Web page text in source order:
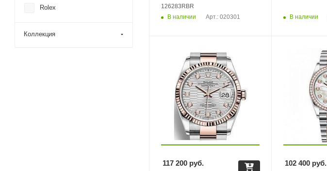
126283RBR
В наличии
Арт.: 020301 В наличии
117 200 руб. 102 400руб.
Rolex
Коллекция